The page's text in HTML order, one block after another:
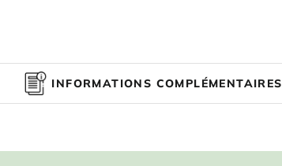
INFORMATIONS COMPLÉMENTAIRES